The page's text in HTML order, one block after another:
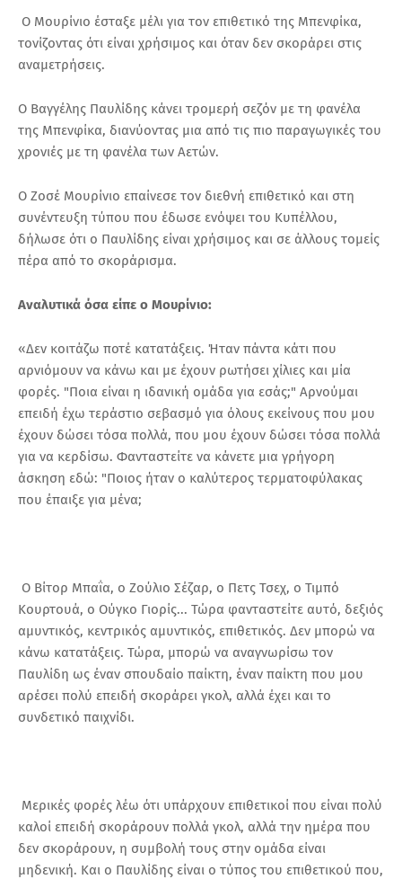
Ο Μουρίνιο έσταξε μέλι για τον επιθετικό της Μπενφίκα,
τονίζοντας ότι είναι χρήσιμος και όταν δεν σκοράρει στις
αναμετρήσεις.
Ο Βαγγέλης Παυλίδης κάνει τρομερή σεζόν με τη φανέλα
της Μπενφίκα, διανύοντας μια από τις πιο παραγωγικές του
χρονιές με τη φανέλα των Αετών.
Ο Ζοσέ Μουρίνιο επαίνεσε τον διεθνή επιθετικό και στη
συνέντευξη τύπου που έδωσε ενόψει του Κυπέλλου,
δήλωσε ότι ο Παυλίδης είναι χρήσιμος και σε άλλους τομείς
πέρα από το σκοράρισμα.
Αναλυτικά όσα είπε ο Μουρίνιο:
«Δεν κοιτάζω ποτέ κατατάξεις. Ήταν πάντα κάτι που
αρνιόμουν να κάνω και με έχουν ρωτήσει χίλιες και μία
φορές. "Ποια είναι η ιδανική ομάδα για εσάς;" Αρνούμαι
επειδή έχω τεράστιο σεβασμό για όλους εκείνους που μου
έχουν δώσει τόσα πολλά, που μου έχουν δώσει τόσα πολλά
για να κερδίσω. Φανταστείτε να κάνετε μια γρήγορη
άσκηση εδώ: "Ποιος ήταν ο καλύτερος τερματοφύλακας
που έπαιξε για μένα;
Ο Βίτορ Μπαΐα, ο Ζούλιο Σέζαρ, ο Πετς Τσεχ, ο Τιμπό
Κουρτουά, ο Ούγκο Γιορίς... Τώρα φανταστείτε αυτό, δεξιός
αμυντικός, κεντρικός αμυντικός, επιθετικός. Δεν μπορώ να
κάνω κατατάξεις. Τώρα, μπορώ να αναγνωρίσω τον
Παυλίδη ως έναν σπουδαίο παίκτη, έναν παίκτη που μου
αρέσει πολύ επειδή σκοράρει γκολ, αλλά έχει και το
συνδετικό παιχνίδι.
Μερικές φορές λέω ότι υπάρχουν επιθετικοί που είναι πολύ
καλοί επειδή σκοράρουν πολλά γκολ, αλλά την ημέρα που
δεν σκοράρουν, η συμβολή τους στην ομάδα είναι
μηδενική. Και ο Παυλίδης είναι ο τύπος του επιθετικού που,